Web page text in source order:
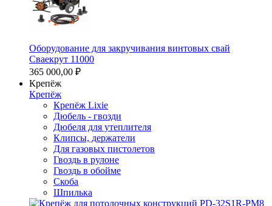
Оборудование для закручивания винтовых свай
Сваекрут 11000
365 000,00 ₽
Крепёж
Крепёж
Крепёж Lixie
Дюбель - гвозди
Дюбеля для утеплителя
Клипсы, держатели
Для газовых пистолетов
Гвоздь в рулоне
Гвоздь в обойме
Скоба
Шпилька